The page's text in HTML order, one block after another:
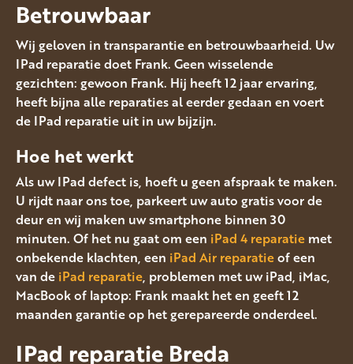
Betrouwbaar
Wij geloven in transparantie en betrouwbaarheid. Uw
IPad reparatie doet Frank. Geen wisselende
gezichten: gewoon Frank. Hij heeft 12 jaar ervaring,
heeft bijna alle reparaties al eerder gedaan en voert
de IPad reparatie uit in uw bijzijn.
Hoe het werkt
Als uw IPad defect is, hoeft u geen afspraak te maken.
U rijdt naar ons toe, parkeert uw auto gratis voor de
deur en wij maken uw smartphone binnen 30
minuten. Of het nu gaat om een iPad 4 reparatie met
onbekende klachten, een iPad Air reparatieof een
van de iPad reparatie, problemen met uw iPad, iMac,
MacBook of laptop: Frank maakt het en geeft 12
maanden garantie op het gerepareerde onderdeel.
IPad reparatie Breda